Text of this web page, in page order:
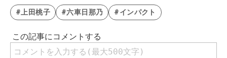
#上田桃子 #六車日那乃 #インパクト